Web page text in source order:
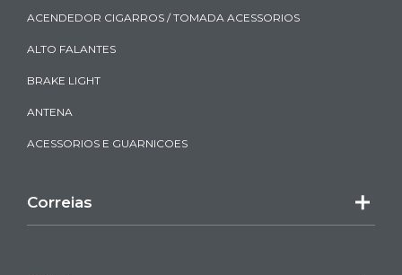
ACENDEDOR CIGARROS / TOMADA ACESSORIOS
ALTO FALANTES
BRAKE LIGHT
ANTENA
ACESSORIOS E GUARNICOES
Correias